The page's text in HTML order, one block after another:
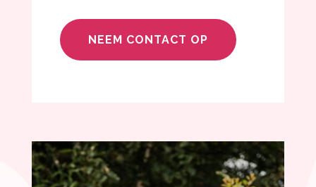
NEEM CONTACT OP